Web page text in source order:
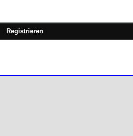
Registrieren